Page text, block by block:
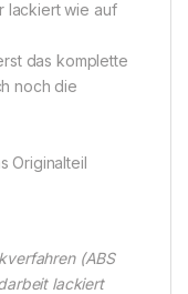
lackiert wie auf
das komplette
noch die
Originalteil
(ABS
lackiert